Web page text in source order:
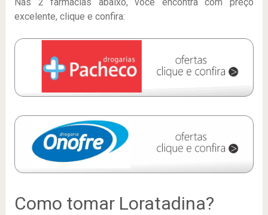
excelente, clique e confira:
Como tomar Loratadina?